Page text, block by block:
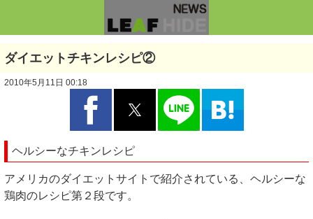
ダイエットチキンレシピ②
2010年5月11日 00:18
ヘルシーなチキンレシピ
アメリカのダイエットサイトで紹介されている、ヘルシーな
鶏肉のレシピ第２段です。